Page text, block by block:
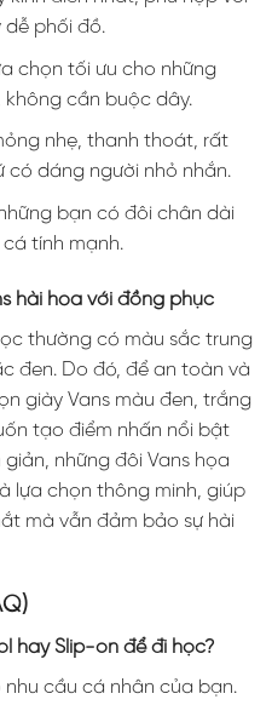
dễ phối đồ.
chọn tối ưu cho những
không cần buộc dây.
nhẹ, thanh thoát, rất
có dáng người nhỏ nhắn.
bạn có đôi chân dài
tính mạnh.
hài hòa với đồng phục
thường có màu sắc trung
đen. Do đó, để an toàn và
giày Vans màu đen, trắng
tạo điểm nhấn nổi bật
những đôi Vans họa
lựa chọn thông minh, giúp
mà vẫn đảm bảo sự hài
hay Slip-on để đi học?
cầu cá nhân của bạn.